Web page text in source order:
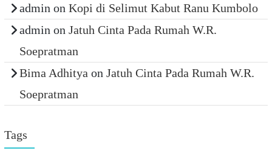
admin on Kopi di Selimut Kabut Ranu Kumbolo
admin on Jatuh Cinta Pada Rumah W.R.
Soepratman
Bima Adhitya on Jatuh Cinta Pada Rumah W.R.
Soepratman
Tags